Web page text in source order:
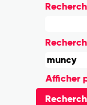
Afficher